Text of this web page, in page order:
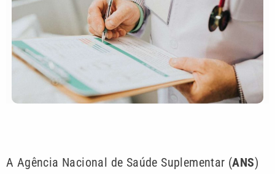
A Agência Nacional de Saúde Suplementar (ANS)